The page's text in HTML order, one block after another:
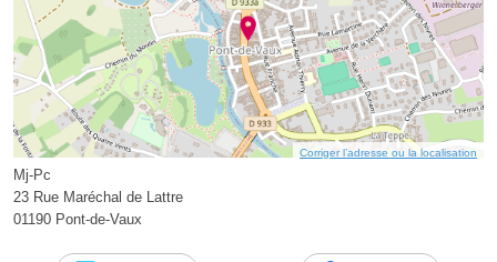
Corriger l’adresse ou la localisation
Mj-Pc
23 Rue Maréchal de Lattre
01190 Pont-de-Vaux